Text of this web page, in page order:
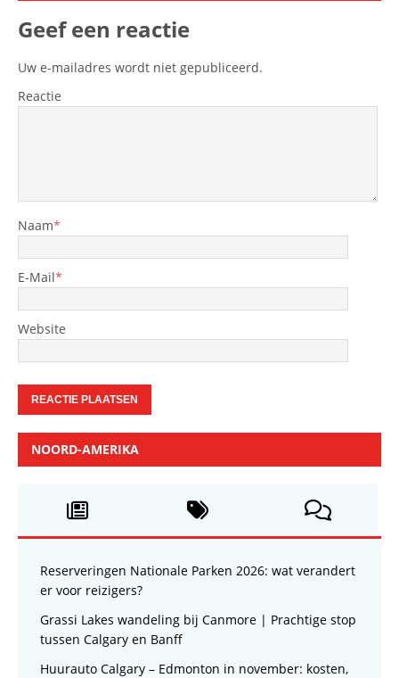
Geef een reactie
Uw e-mailadres wordt niet gepubliceerd.
Reactie
Naam*
E-Mail*
Website
NOORD-AMERIKA
Reserveringen Nationale Parken 2026: wat verandert
er voor reizigers?
Grassi Lakes wandeling bij Canmore | Prachtige stop
tussen Calgary en Banff
Huurauto Calgary – Edmonton in november: kosten,